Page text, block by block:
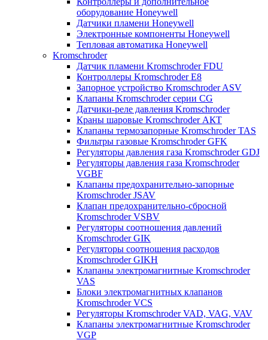
оборудование Honeywell
Датчики пламени Honeywell
Электронные компоненты Honeywell
Тепловая автоматика Honeywell
Kromschroder
Датчик пламени Kromschroder FDU
Контроллеры Kromschroder E8
Запорное устройство Kromschroder ASV
Клапаны Kromschroder серии CG
Датчики-реле давления Kromschroder
Краны шаровые Kromschroder АКТ
Клапаны термозапорные Kromschroder TAS
Фильтры газовые Kromschroder GFK
Регуляторы давления газа Kromschroder GDJ
Регуляторы давления газа Kromschroder
VGBF
Клапаны предохранительно-запорные
Kromschroder JSAV
Клапан предохранительно-сбросной
Kromschroder VSBV
Регуляторы соотношения давлений
Kromschroder GIK
Регуляторы соотношения расходов
Kromschroder GIKH
Клапаны электромагнитные Kromschroder
VAS
Блоки электромагнитных клапанов
Kromschroder VCS
Регуляторы Kromschroder VAD, VAG, VAV
Клапаны электромагнитные Kromschroder
VGP